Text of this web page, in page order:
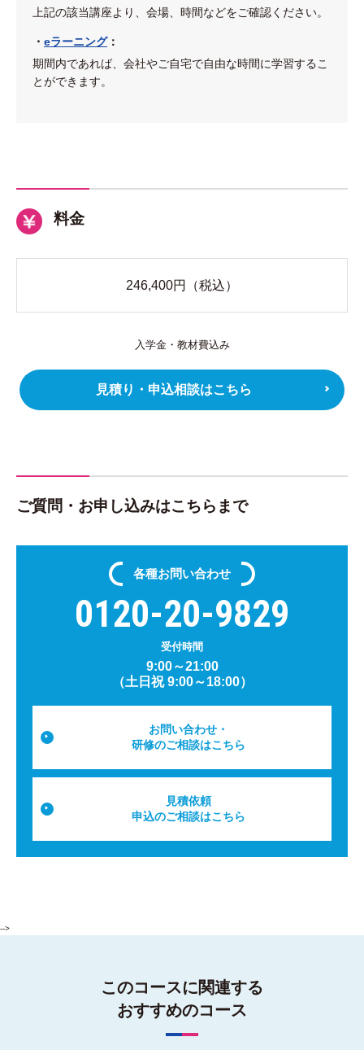
上記の該当講座より、会場、時間などをご確認ください。
・ eラーニング：
期間内であれば、会社やご自宅で自由な時間に学習するこ
とができます。
料金
246,400円（税込）
入学金・教材費込み
見積り・申込相談はこちら
ご質問・お申し込みはこちらまで
各種お問い合わせ
0120-20-9829
受付時間
9:00～21:00
（土日祝 9:00～18:00）
お問い合わせ・
研修のご相談はこちら
見積依頼
申込のご相談はこちら
-->
このコースに関連する
おすすめのコース